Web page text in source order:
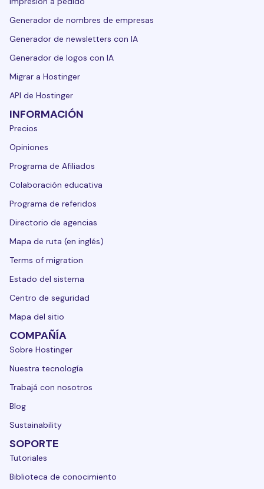
Generador de nombres de empresas
Generador de newsletters con IA
Generador de logos con IA
Migrar a Hostinger
API de Hostinger
INFORMACIÓN
Precios
Opiniones
Programa de Afiliados
Colaboración educativa
Programa de referidos
Directorio de agencias
Mapa de ruta (en inglés)
Terms of migration
Estado del sistema
Centro de seguridad
Mapa del sitio
COMPAÑÍA
Sobre Hostinger
Nuestra tecnología
Trabajá con nosotros
Blog
Sustainability
SOPORTE
Tutoriales
Biblioteca de conocimiento